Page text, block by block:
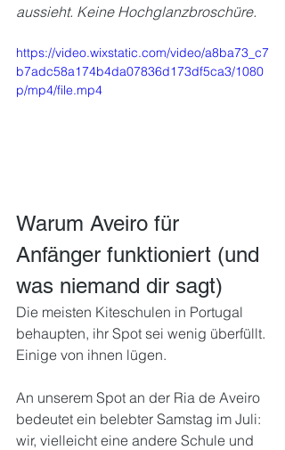
aussieht. Keine Hochglanzbroschüre.
https://video.wixstatic.com/video/a8ba73_c7
b7adc58a174b4da07836d173df5ca3/1080
p/mp4/file.mp4
Warum Aveiro für
Anfänger funktioniert (und
was niemand dir sagt)
Die meisten Kiteschulen in Portugal
behaupten, ihr Spot sei wenig überfüllt.
Einige von ihnen lügen.
An unserem Spot an der Ria de Aveiro
bedeutet ein belebter Samstag im Juli:
wir, vielleicht eine andere Schule und